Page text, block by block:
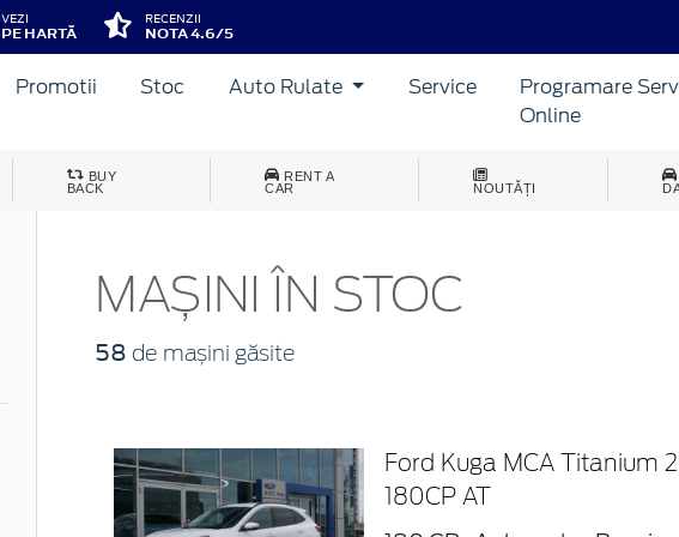
VEZI
PE HARTĂ
RECENZII
NOTA 4.6/5
Promotii Stoc Auto Rulate Service
Programare
Online
BUY
BACK
RENT A
CAR
NOUTĂȚI
MAȘINI ÎN STOC
58 de mașini găsite
Ford Kuga MCA Titanium
180CP AT